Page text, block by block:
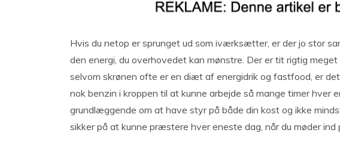
Hvis du netop er sprunget ud som iværksætter, er der jo stor
den energi, du overhovedet kan mønstre. Der er tit rigtig
selvom skrønen ofte er en diæt af energidrik og fastfood, er
nok benzin i kroppen til at kunne arbejde så mange timer hver
grundlæggende om at have styr på både din kost og ikke
sikker på at kunne præstere hver eneste dag, når du møder ind